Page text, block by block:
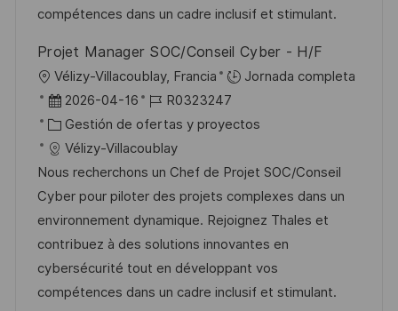
u
l
i
c
a
c
i
ó
n
e
í
compétences dans un cadre inclusif et stimulant.
Projet Manager SOC/Conseil Cyber - H/F
U
b
c
a
c
i
ó
n
Vélizy-Villacoublay, Francia
Jornada completa
F
e
c
h
a
d
e
p
u
2026-04-16
I
D
d
e
e
m
p
l
e
R0323247
C
a
t
e
g
o
r
í
Gestión de ofertas y proyectos
Vélizy-Villacoublay
Nous recherchons un Chef de Projet SOC/Conseil
Cyber pour piloter des projets complexes dans un
environnement dynamique. Rejoignez Thales et
contribuez à des solutions innovantes en
cybersécurité tout en développant vos
compétences dans un cadre inclusif et stimulant.